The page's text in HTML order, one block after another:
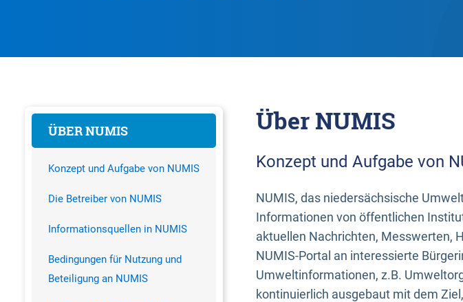
ÜBER NUMIS
Konzept und Aufgabe von NUMIS
Die Betreiber von NUMIS
Informationsquellen in NUMIS
Bedingungen für Nutzung und
Beteiligung an NUMIS
Über NUMIS
Konzept und Aufgabe von
NUMIS, das niedersächsische
Informationen von öffentlichen
aktuellen Nachrichten, Messwerten,
NUMIS-Portal an interessierte
Umweltinformationen, z.B.
kontinuierlich ausgebaut mit dem